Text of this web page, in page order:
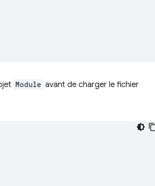
Module avant de charger le fichier